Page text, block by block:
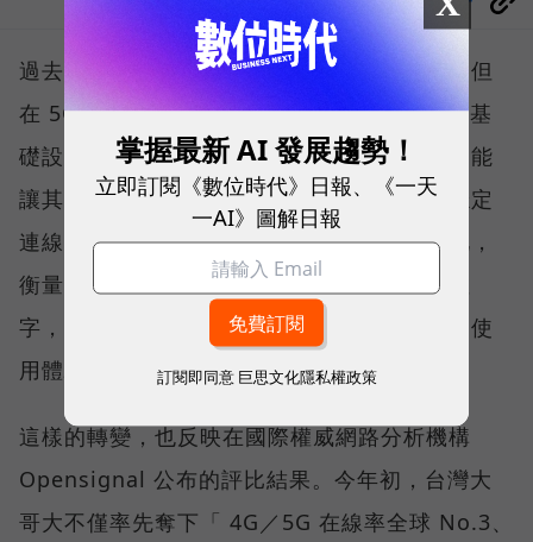
過去，下載速度是評價電信服務的重要指標，但
在 5G 成為工作、娛樂、生活不可或缺的數位基
礎設施後，消費者發現，再快的網速，如果不能
讓其在人潮聚集、高速移動或室內空間維持穩定
連線，即無法轉換成好的使用體驗，也因如此，
衡量「好網路」的標準，也逐漸從追求測速數
字，轉向任何時間、任何地點都能穩定連線的使
用體驗。
這樣的轉變，也反映在國際權威網路分析機構
Opensignal 公布的評比結果。今年初，台灣大
哥大不僅率先奪下「 4G／5G 在線率全球 No.3、
掌握最新 AI 發展趨勢！
立即訂閱《數位時代》日報、《一天
一AI》圖解日報
訂閱即同意 巨思文化隱私權政策